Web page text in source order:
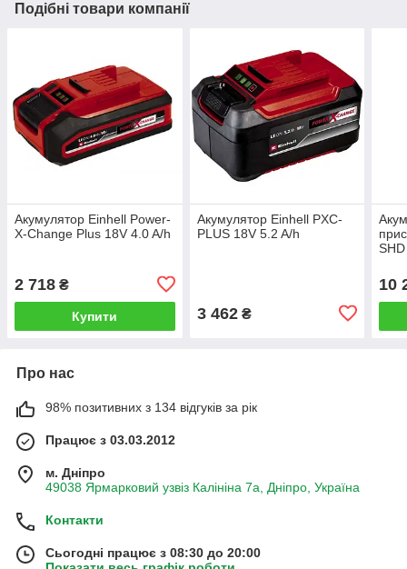
Подібні товари компанії
Акумулятор Einhell Power-
X-Change Plus 18V 4.0 A/h
2 718 ₴
Купити
Акумулятор Einhell PXC-
PLUS 18V 5.2 A/h
3 462₴
10
Про нас
98% позитивних з 134 відгуків за рік
Працює з 03.03.2012
м. Дніпро
49038 Ярмарковий узвіз Калініна 7а, Дніпро, Україна
Контакти
Сьогодні працює з 08:30 до 20:00